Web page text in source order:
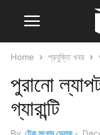
Home প্রযুক্তি খবর
পুরানো
গ্যারান্টি